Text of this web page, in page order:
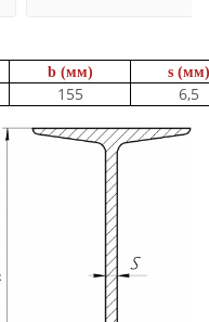
b (мм)
s (мм)
155 6,5